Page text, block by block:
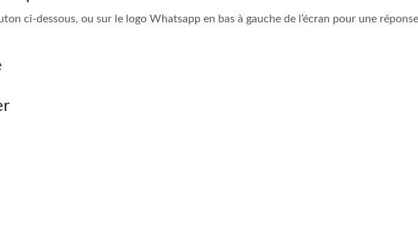
ci-dessous, ou sur le logo Whatsapp en bas à gauche de l’écran pour une